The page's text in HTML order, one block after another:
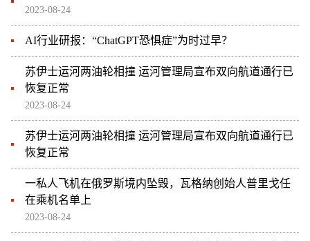
2023-08-24
AI行业研报：“ChatGPT恐惧症”为时过早？
苏伊士运河两油轮相撞 运河管理局宣布双向航道通行已
恢复正常
2023-08-24
苏伊士运河两油轮相撞 运河管理局宣布双向航道通行已
恢复正常
一私人飞机在俄罗斯境内坠毁，瓦格纳创始人普里戈任
在乘机名单上
2023-08-24